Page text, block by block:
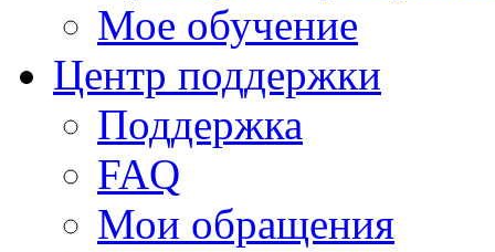
Мое обучение
Центр поддержки
Поддержка
FAQ
Мои обращения